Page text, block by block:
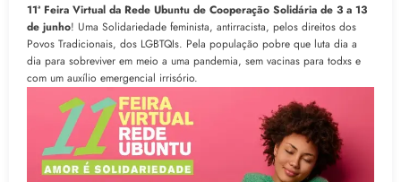
11ª Feira Virtual da Rede Ubuntu de Cooperação Solidária de 3 a 13
de junho! Uma Solidariedade feminista, antirracista, pelos direitos dos
Povos Tradicionais, dos LGBTQIs. Pela população pobre que luta dia a
dia para sobreviver em meio a uma pandemia, sem vacinas para todxs e
com um auxílio emergencial irrisório.